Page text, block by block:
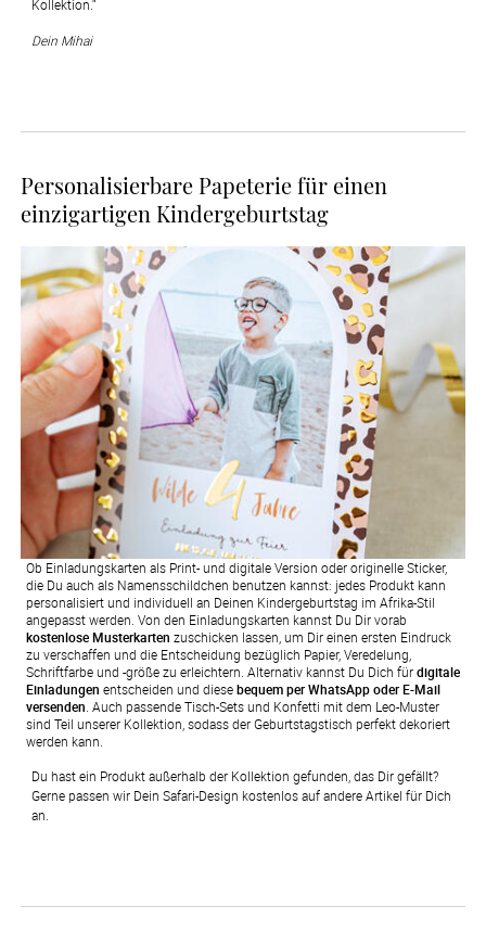
Kollektion.“
Dein Mihai
Personalisierbare Papeterie für einen
einzigartigen Kindergeburtstag
Ob Einladungskarten als Print- und digitale Version oder originelle Sticker,
die Du auch als Namensschildchen benutzen kannst: jedes Produkt kann
personalisiert und individuell an Deinen Kindergeburtstag im Afrika-Stil
angepasst werden. Von den Einladungskarten kannst Du Dir vorab
kostenlose Musterkarten zuschicken lassen, um Dir einen ersten Eindruck
zu verschaffen und die Entscheidung bezüglich Papier, Veredelung,
Schriftfarbe und -größe zu erleichtern. Alternativ kannst Du Dich fürdigitale
Einladungen entscheiden und diesebequem per WhatsApp oder E-Mail
versenden . Auch passende Tisch-Sets und Konfetti mit dem Leo-Muster
sind Teil unserer Kollektion, sodass der Geburtstagstisch perfekt dekoriert
werden kann.
Du hast ein Produkt außerhalb der Kollektion gefunden, das Dir gefällt?
Gerne passen wir Dein Safari-Design kostenlos auf andere Artikel für Dich
an.